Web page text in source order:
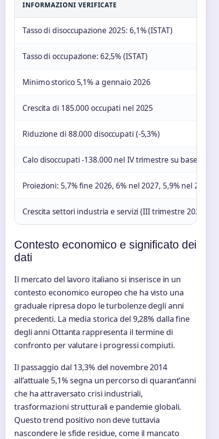
INFORMAZIONI VERIFICATE
Tasso di disoccupazione 2025: 6,1% (ISTAT)
Tasso di occupazione: 62,5% (ISTAT)
Minimo storico 5,1% a gennaio 2026
Crescita di 185.000 occupati nel 2025
Riduzione di 88.000 disoccupati (-5,3%)
Calo disoccupati -138.000 nel IV trimestre su base
Proiezioni: 5,7% fine 2026, 6% nel 2027, 5,9% nel 2028
Crescita settori industria e servizi (III trimestre 2025)
Contesto economico e significato dei
dati
Il mercato del lavoro italiano si inserisce in un
contesto economico europeo che ha visto una
graduale ripresa dopo le turbolenze degli anni
precedenti. La media storica del 9,28% dalla fine
degli anni Ottanta rappresenta il termine di
confronto per valutare i progressi compiuti.
Il passaggio dal 13,3% del novembre 2014
all’attuale 5,1% segna un percorso di quarant’anni
che ha attraversato crisi industriali,
trasformazioni strutturali e pandemie globali.
Questo trend positivo non deve tuttavia
nascondere le sfide residue, come il mancato